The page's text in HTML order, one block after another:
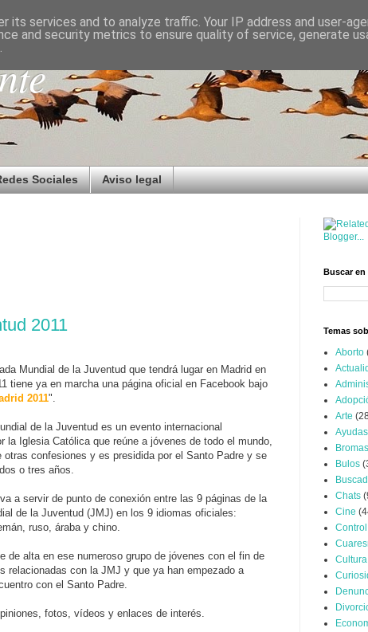
Sociales Aviso legal
2011
Mundial de la Juventud que tendrá lugar en Madrid en
tiene ya en marcha una página oficial en Facebook bajo
2011".
de la Juventud es un evento internacional
la Iglesia Católica que reúne a jóvenes de todo el mundo,
otras confesiones y es presidida por el Santo Padre y se
o tres años.
a servir de punto de conexión entre las 9 páginas de la
de la Juventud (JMJ) en los 9 idiomas oficiales:
ruso, áraba y chino.
de alta en ese numeroso grupo de jóvenes con el fin de
relacionadas con la JMJ y que ya han empezado a
con el Santo Padre.
fotos, vídeos y enlaces de interés.
Buscar en
Temas
Aborto
Arte
Ayudas
Bromas
Bulos
Chats
Cine
Cultura
its services and to analyze traffic. Your IP address and user-
and security metrics to ensure quality of service, generate